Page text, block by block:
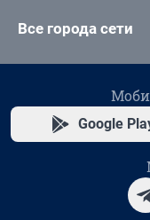
Все города сети
Google